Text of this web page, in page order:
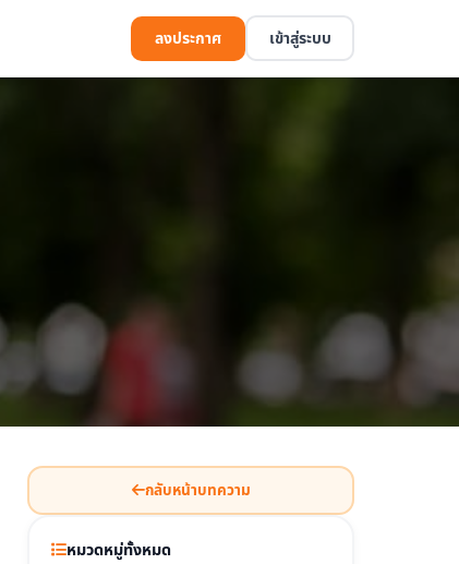
ลงประกาศ เข้าสู่ระบบ
กลับหน้าบทความ
หมวดหมู่ทั้งหมด